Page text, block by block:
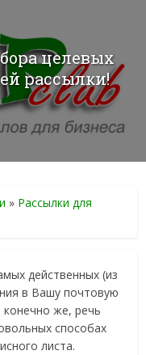
целевых
рассылки!
» Рассылки для
действенных (из
в Вашу почтовую
конечно же, речь
способах
листа.